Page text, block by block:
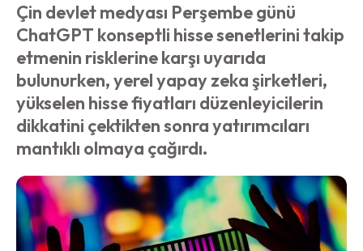
Çin devlet medyası Perşembe günü
ChatGPT konseptli hisse senetlerini takip
etmenin risklerine karşı uyarıda
bulunurken, yerel yapay zeka şirketleri,
yükselen hisse fiyatları düzenleyicilerin
dikkatini çektikten sonra yatırımcıları
mantıklı olmaya çağırdı.